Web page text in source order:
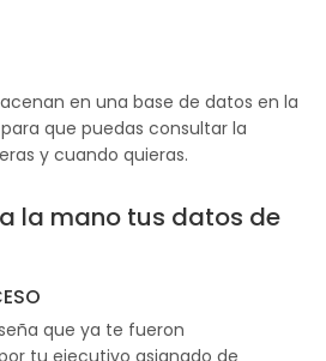
en una base de datos en la
que puedas consultar la
y cuando quieras.
la mano tus datos de
que ya te fueron
tu ejecutivo asignado de